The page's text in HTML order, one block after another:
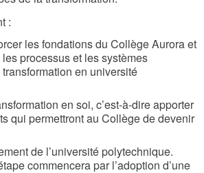
:
les fondations du Collège Aurora et
processus et les systèmes
en université
en soi, c’est-à-dire apporter
qui permettront au Collège de devenir
de l’université polytechnique.
commencera par l’adoption d’une